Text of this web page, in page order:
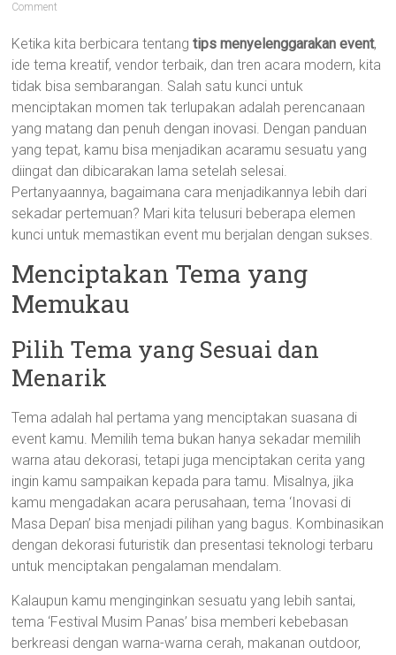
Comment
Ketika kita berbicara tentangtips menyelenggarakan event,
ide tema kreatif, vendor terbaik, dan tren acara modern, kita
tidak bisa sembarangan. Salah satu kunci untuk
menciptakan momen tak terlupakan adalah perencanaan
yang matang dan penuh dengan inovasi. Dengan panduan
yang tepat, kamu bisa menjadikan acaramu sesuatu yang
diingat dan dibicarakan lama setelah selesai.
Pertanyaannya, bagaimana cara menjadikannya lebih dari
sekadar pertemuan? Mari kita telusuri beberapa elemen
kunci untuk memastikan event mu berjalan dengan sukses.
Menciptakan Tema yang
Memukau
Pilih Tema yang Sesuai dan
Menarik
Tema adalah hal pertama yang menciptakan suasana di
event kamu. Memilih tema bukan hanya sekadar memilih
warna atau dekorasi, tetapi juga menciptakan cerita yang
ingin kamu sampaikan kepada para tamu. Misalnya, jika
kamu mengadakan acara perusahaan, tema ‘Inovasi di
Masa Depan’ bisa menjadi pilihan yang bagus. Kombinasikan
dengan dekorasi futuristik dan presentasi teknologi terbaru
untuk menciptakan pengalaman mendalam.
Kalaupun kamu menginginkan sesuatu yang lebih santai,
tema ‘Festival Musim Panas’ bisa memberi kebebasan
berkreasi dengan warna-warna cerah, makanan outdoor,